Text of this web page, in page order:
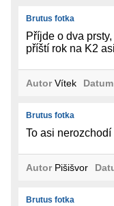
Brutus fotka
Příjde o dva
příští rok na K2
AutorVítek
Brutus fotka
To asi nerozchodí
AutorPišišvor
Brutus fotka